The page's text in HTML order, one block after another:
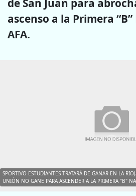
de San Juan para
ascenso a la Primera
AFA.
SPORTIVO ESTUDIANTES TRATARÁ DE GANAR EN LA
UNIÓN NO GANE PARA ASCENDER A LA PRIMERA "B"